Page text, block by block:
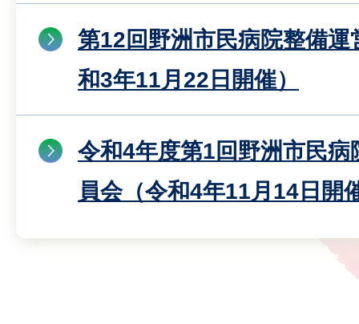
第12回野洲市民病院整備運
和3年11月22日開催）
令和4年度第1回野洲市民病
員会（令和4年11月14日開